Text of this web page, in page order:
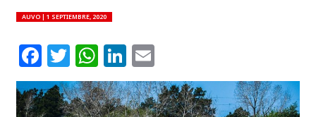
AUVO | 1 SEPTIEMBRE, 2020
Facebook
Twitter
WhatsApp
LinkedIn
Email